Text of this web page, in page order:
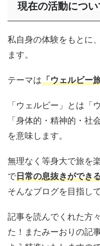
現在の活動につい
私自身の体験をもとに
ます。
テーマは「ウェルビー
「ウェルビー」とは「
「身体的・精神的・社
を意味します。
無理なく等身大で旅を
で日常の息抜きができ
そんなブログを目指し
記事を読んでくれた方
た！またみーおりの記